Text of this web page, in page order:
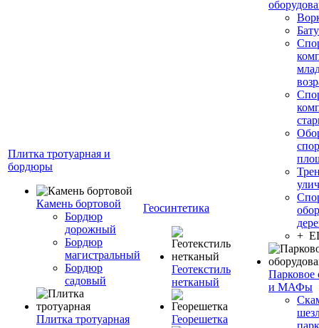
Плитка тротуарная и
бордюры
Камень бортовой
Бордюр
дорожный
Бордюр
магистральный
Бордюр
садовый
Плитка тротуарная
Геосинтетика
Геотекстиль
нетканый
Георешетка
+
Парковое
и МАФы